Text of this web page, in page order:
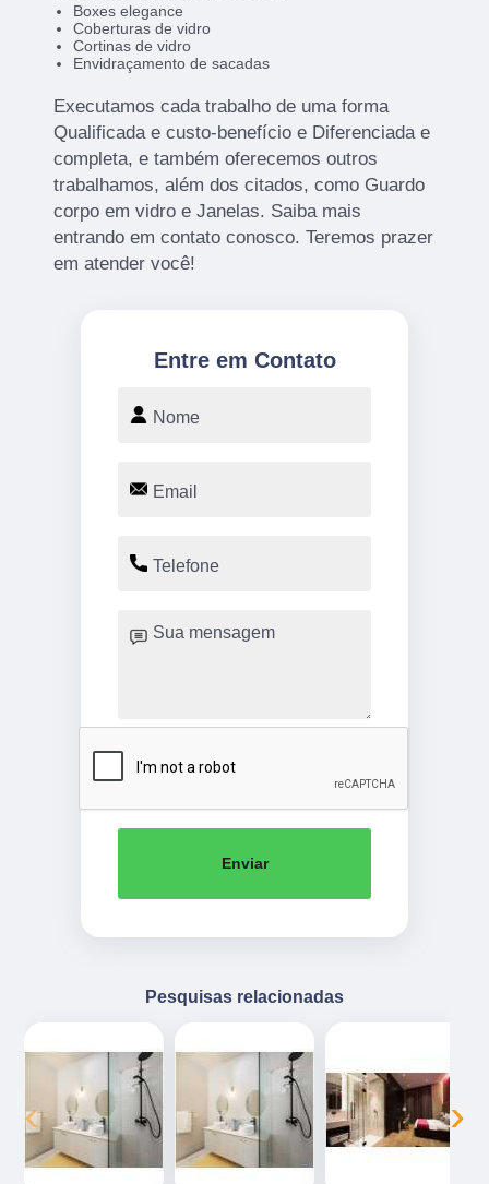
Boxes elegance
Coberturas de vidro
Cortinas de vidro
Envidraçamento de sacadas
Executamos cada trabalho de uma forma
Qualificada e custo-benefício e Diferenciada e
completa, e também oferecemos outros
trabalhamos, além dos citados, como Guardo
corpo em vidro e Janelas. Saiba mais
entrando em contato conosco. Teremos prazer
em atender você!
Entre em Contato
Enviar
Pesquisas relacionadas
‹ ›